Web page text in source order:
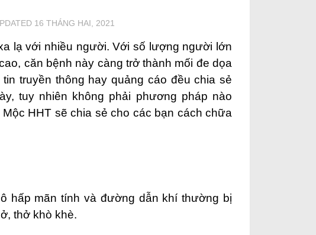
16 THÁNG HAI, 2021
lạ với nhiều người. Với số lượng người lớn
căn bệnh này càng trở thành mối đe dọa
truyền thông hay quảng cáo đều chia sẻ
tuy nhiên không phải phương pháp nào
HHT sẽ chia sẻ cho các bạn cách chữa
hấp mãn tính và đường dẫn khí thường bị
thở khò khè.